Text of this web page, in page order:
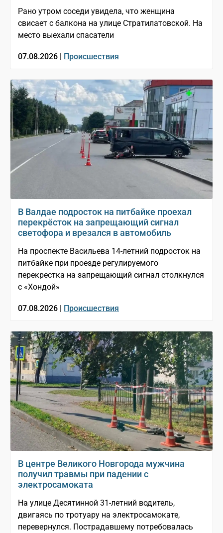
Рано утром соседи увидела, что женщина
свисает с балкона на улице Стратилатовской. На
место выехали спасатели
07.08.2026 | Происшествия
В Валдае подросток на питбайке проехал
перекрёсток на запрещающий сигнал
светофора и врезался в автомобиль
На проспекте Васильева 14-летний подросток на
питбайке при проезде регулируемого
перекрестка на запрещающий сигнал столкнулся
с «Хондой»
07.08.2026 | Происшествия
В центре Великого Новгорода мужчина
получил травмы при падении с
электросамоката
На улице Десятинной 31-летний водитель,
двигаясь по тротуару на электросамокате,
перевернулся. Пострадавшему потребовалась